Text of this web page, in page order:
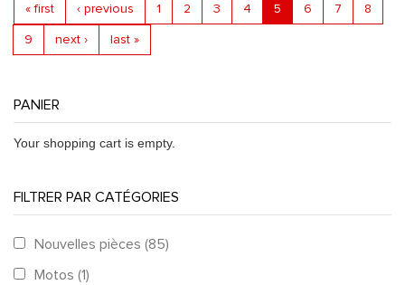
Pages
« first ‹ previous 1 2 3 4 5 6 7
8
9
next › last »
PANIER
Your shopping cart is empty.
FILTRER PAR CATÉGORIES
Apply Nouvelles pièces filter
Nouvelles pièces (85)
Apply Motos filter
Motos (1)